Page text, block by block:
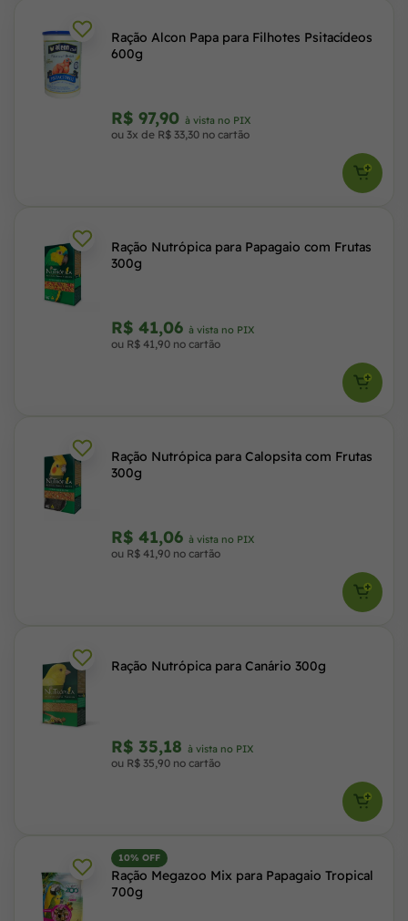
Ração Alcon Papa para Filhotes Psitacídeos
600g
R$ 97,90 à vista no PIX
ou 3x de R$ 33,30 no cartão
Ração Nutrópica para Papagaio com Frutas
300g
R$ 41,06 à vista no PIX
ou R$ 41,90 no cartão
Ração Nutrópica para Calopsita com Frutas
300g
R$ 41,06 à vista no PIX
ou R$ 41,90 no cartão
Ração Nutrópica para Canário 300g
R$ 35,18 à vista no PIX
ou R$ 35,90 no cartão
10% OFF
Ração Megazoo Mix para Papagaio Tropical
700g